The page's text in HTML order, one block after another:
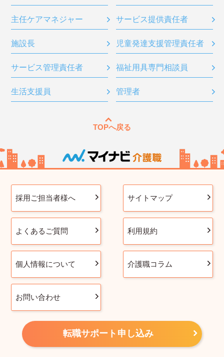
主任ケアマネジャー サービス提供責任者
施設長 児童発達支援管理責任者
サービス管理責任者 福祉用具専門相談員
生活支援員 管理者
TOPへ戻る
採用ご担当者様へ サイトマップ
よくあるご質問 利用規約
個人情報について 介護職コラム
お問い合わせ
転職サポート申し込み